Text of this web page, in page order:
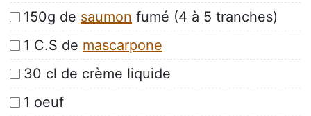
150g de saumon fumé (4 à 5 tranches)
1 C.S de mascarpone
30 cl de crème liquide
1 oeuf